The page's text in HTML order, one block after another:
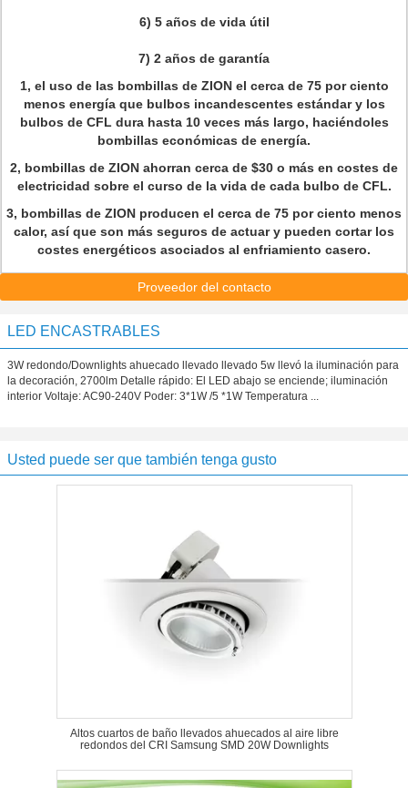
6) 5 años de vida útil
7) 2 años de garantía
1, el uso de las bombillas de ZION el cerca de 75 por ciento
menos energía que bulbos incandescentes estándar y los
bulbos de CFL dura hasta 10 veces más largo, haciéndoles
bombillas económicas de energía.
2, bombillas de ZION ahorran cerca de $30 o más en costes de
electricidad sobre el curso de la vida de cada bulbo de CFL.
3, bombillas de ZION producen el cerca de 75 por ciento menos
calor, así que son más seguros de actuar y pueden cortar los
costes energéticos asociados al enfriamiento casero.
Proveedor del contacto
LED ENCASTRABLES
3W redondo/Downlights ahuecado llevado llevado 5w llevó la iluminación para
la decoración, 2700lm Detalle rápido: El LED abajo se enciende; iluminación
interior Voltaje: AC90-240V Poder: 3*1W /5 *1W Temperatura ...
Usted puede ser que también tenga gusto
Altos cuartos de baño llevados ahuecados al aire libre
redondos del CRI Samsung SMD 20W Downlights